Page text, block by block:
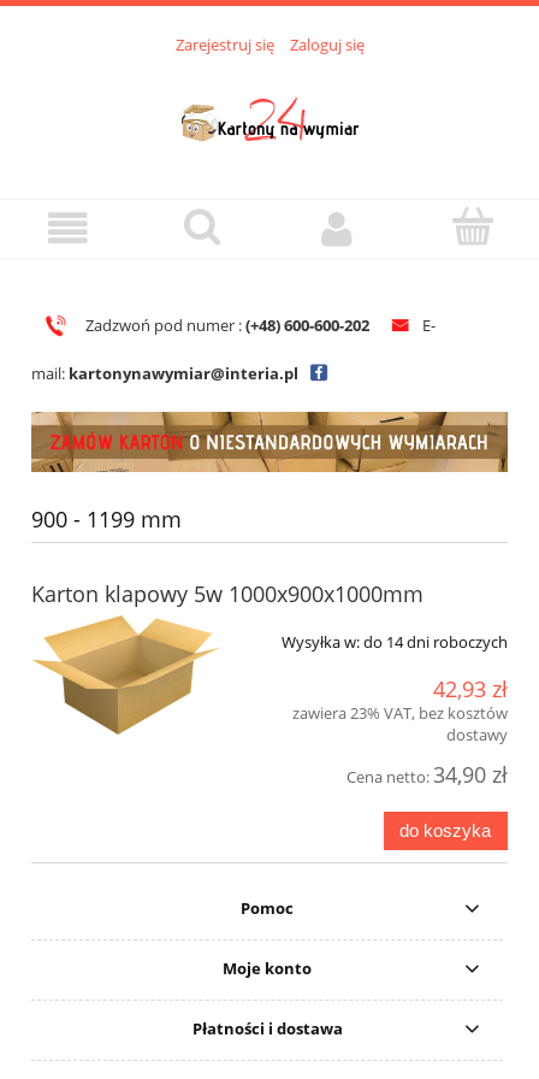
Zarejestruj się Zaloguj się
Zadzwoń pod numer :(+48)600-600-202 E-
mail: kartonynawymiar@interia.pl
900 - 1199 mm
Karton klapowy 5w 1000x900x1000mm
Wysyłka w:do 14 dni roboczych
42,93 zł
zawiera 23% VAT, bez kosztów
dostawy
Cena netto:34,90 zł
do koszyka
Pomoc
Moje konto
Płatności i dostawa